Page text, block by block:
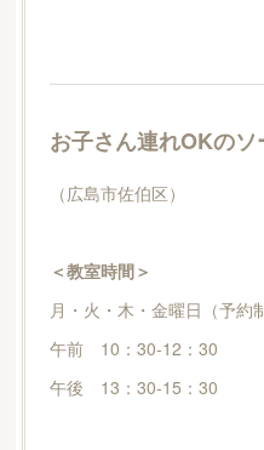
お子さん連れOKの
（広島市佐伯区）
＜教室時間＞
月・火・木・金曜日（予約
午前 10：30-12：30
午後 13：30-15：30